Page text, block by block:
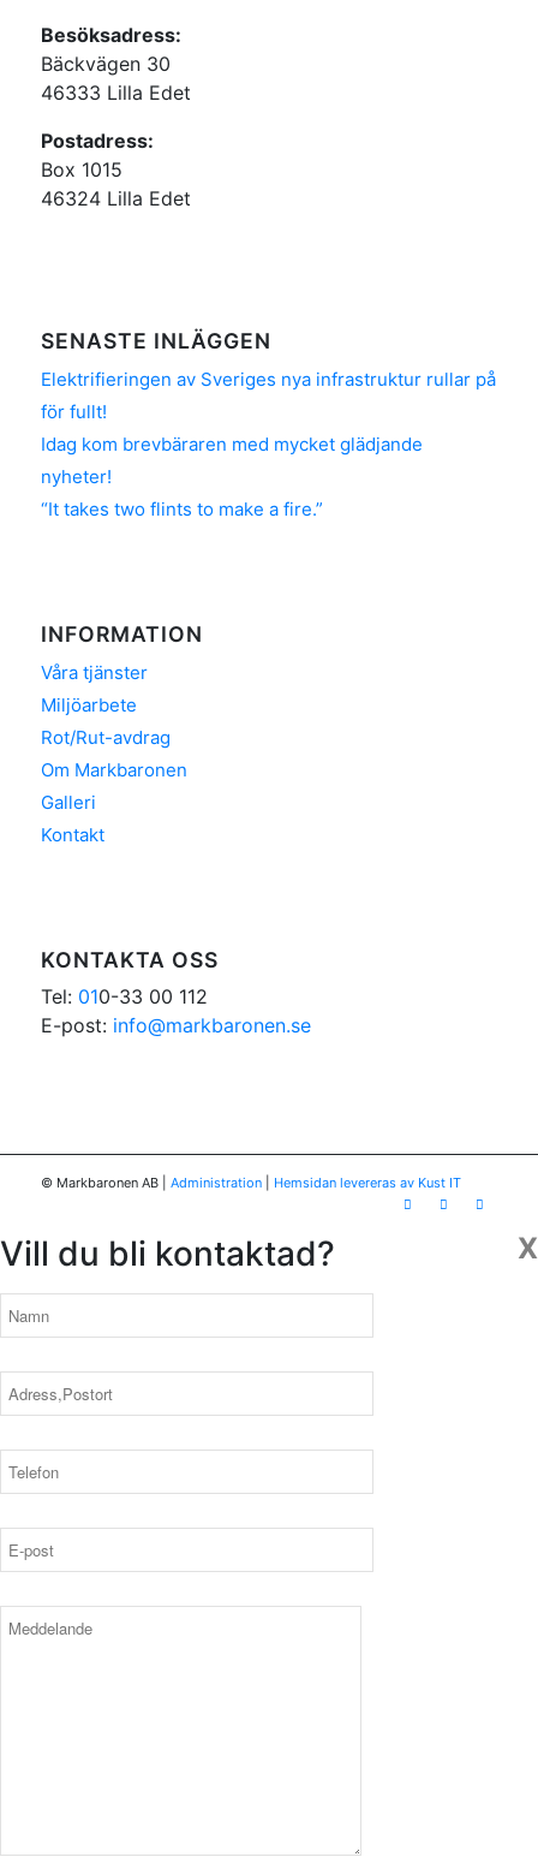
Besöksadress:
Bäckvägen 30
46333 Lilla Edet
Postadress:
Box 1015
46324 Lilla Edet
SENASTE INLÄGGEN
Elektrifieringen av Sveriges nya infrastruktur rullar på
för fullt!
Idag kom brevbäraren med mycket glädjande
nyheter!
“It takes two flints to make a fire.”
INFORMATION
Våra tjänster
Miljöarbete
Rot/Rut-avdrag
Om Markbaronen
Galleri
Kontakt
KONTAKTA OSS
Tel: 010-33 00 112
E-post: info@markbaronen.se
© Markbaronen AB Administration Hemsidan levereras av Kust IT
X
Vill du bli kontaktad?